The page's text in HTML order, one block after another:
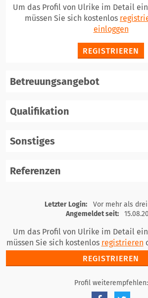
Um das Profil von Ulrike im Detail
müssen Sie sich kostenlos
einloggen
REGISTRIEREN
Betreuungsangebot
Qualifikation
Sonstiges
Referenzen
einloggen
Letzter Login:
Vor mehr als
Angemeldet seit:
Um das Profil von Ulrike im Detail
müssen Sie sich kostenlos registrieren
REGISTRIEREN
Profil weiterempfehlen: